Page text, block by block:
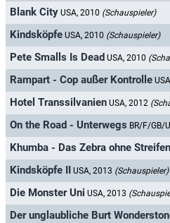
Blank City USA, 2010 (Schauspieler)
Kindsköpfe USA, 2010 (Schauspieler)
Pete Smalls Is Dead USA, 2010
Rampart - Cop außer Kontrolle
Hotel Transsilvanien USA, 2012
On the Road - Unterwegs BR/F/GB/
Khumba - Das Zebra ohne Streifen
Kindsköpfe II USA, 2013 (Schauspieler)
Die Monster Uni USA, 2013
Der unglaubliche Burt